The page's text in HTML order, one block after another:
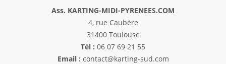
Ass. KARTING-MIDI-PYRENEES.COM
4, rue Caubère
31400 Toulouse
Tél : 06 07 69 21 55
Email : contact@karting-sud.com